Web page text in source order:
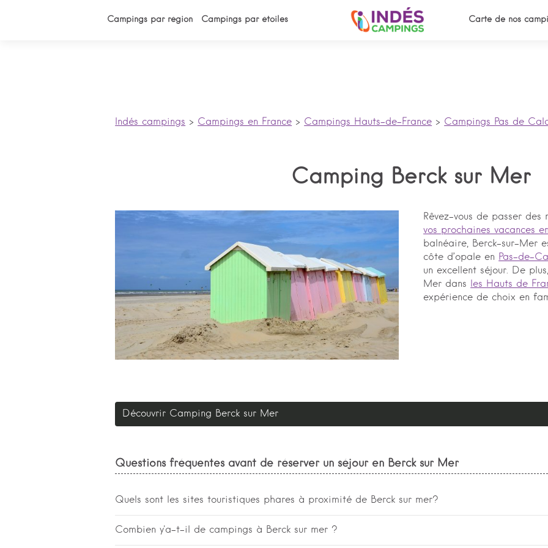
Campings par région Campings par étoiles Carte de nos
Indés campings > Campings en France > Campings Hauts-de-France > Campings Pas de
Camping Berck sur Mer
Rêvez-vous de passer
vos prochaines vacances
balnéaire, Berck-sur-Mer
côte d’opale en Pas-de-
un excellent séjour. De
Mer dans
les Hauts de
expérience de choix en
Découvrir Camping Berck sur Mer
Questions fréquentes avant de réserver un séjour en Berck sur Mer
Quels sont les sites touristiques phares à proximité de Berck sur mer?
En séjournant à Berck-sur-Mer vous pourrez visiter le Musée Opale sud, découvrir la baie
belle plage de Berck.
Combien y'a-t-il de campings à Berck sur mer ?